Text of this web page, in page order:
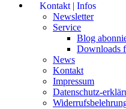
Kontakt | Infos
Newsletter
Service
Blog
Downloads
News
Kontakt
Impressum
Datenschutz-